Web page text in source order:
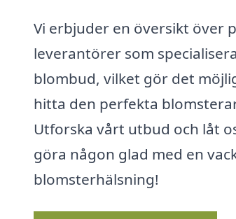
Vi erbjuder en översikt över
leverantörer som
blombud, vilket gör det
hitta den perfekta
Utforska vårt utbud och låt
göra någon glad med en
blomsterhälsning!